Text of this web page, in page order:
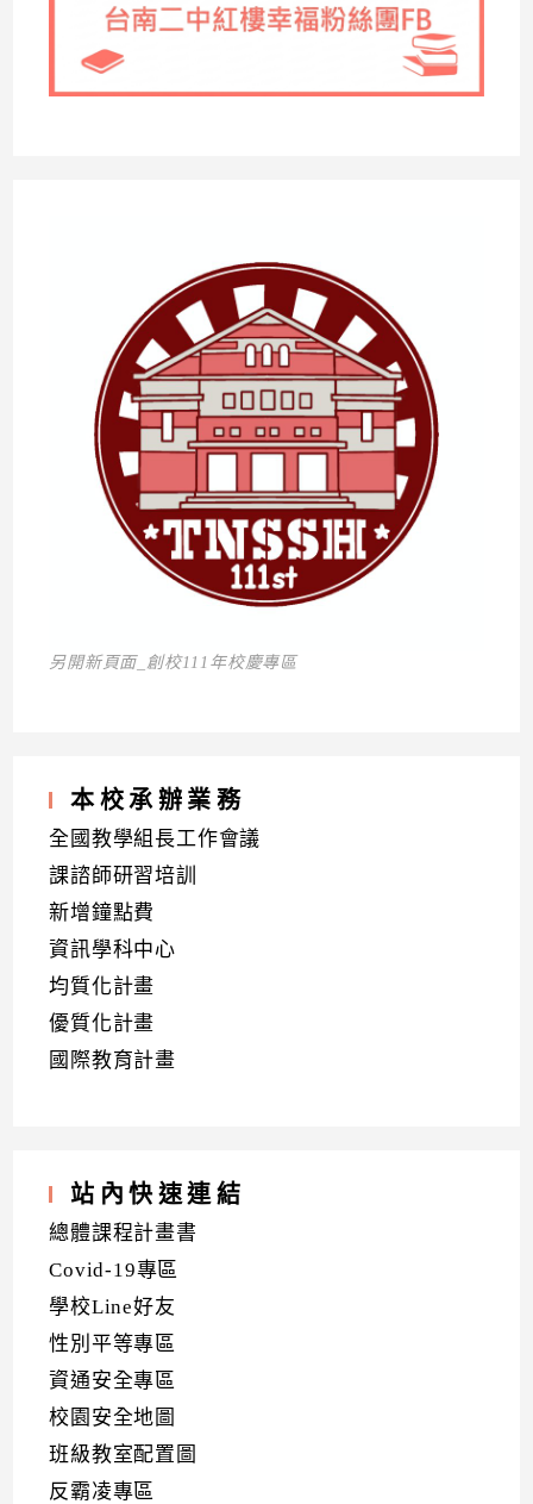
另開新頁面_創校111年校慶專區
本校承辦業務
全國教學組長工作會議
課諮師研習培訓
新增鐘點費
資訊學科中心
均質化計畫
優質化計畫
國際教育計畫
站內快速連結
總體課程計畫書
Covid-19專區
學校Line好友
性別平等專區
資通安全專區
校園安全地圖
班級教室配置圖
反霸凌專區